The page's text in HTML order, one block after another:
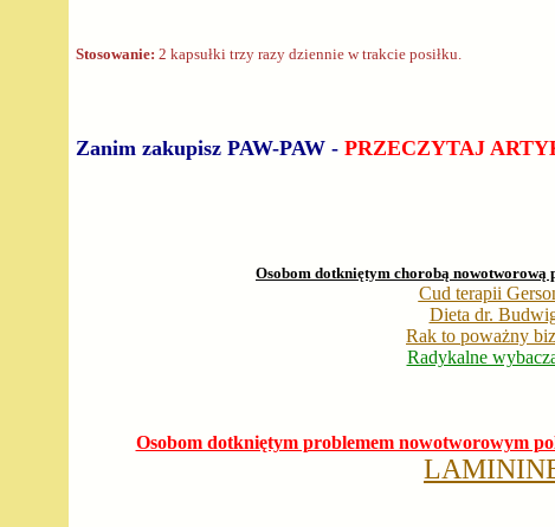
Stosowanie: 2 kapsułki trzy razy dziennie w trakcie posiłku.
Zanim zakupisz PAW-PAW - PRZECZYTAJ
Osobom dotkniętym chorobą nowotworową
Cud terapii
Dieta dr.
Rak to poważny
Radykalne
Osobom dotkniętym problemem nowotworowym